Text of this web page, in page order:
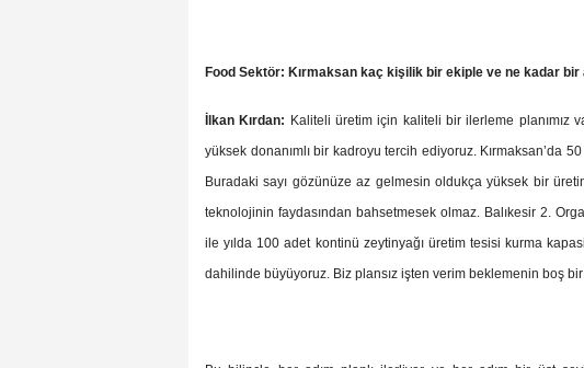
Food Sektör: Kırmaksan kaç kişilik bir ekiple ve ne kadar
İlkan Kırdan: Kaliteli üretim için kaliteli bir ilerleme planımız
yüksek donanımlı bir kadroyu tercih ediyoruz. Kırmaksan’da
Buradaki sayı gözünüze az gelmesin oldukça yüksek bir
teknolojinin faydasından bahsetmesek olmaz. Balıkesir 2.
ile yılda 100 adet kontinü zeytinyağı üretim tesisi kurma
dahilinde büyüyoruz. Biz plansız işten verim beklemenin boş